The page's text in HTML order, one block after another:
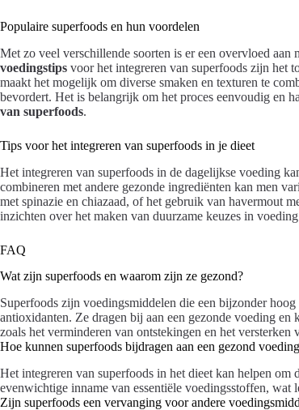
Populaire superfoods en hun voordelen
Met zo veel verschillende soorten is er een overvloed
voedingstips voor het integreren van superfoods zijn het
maakt het mogelijk om diverse smaken en texturen te
bevordert. Het is belangrijk om het proces eenvoudig en
van superfoods.
Tips voor het integreren van superfoods in je dieet
Het integreren van superfoods in de dagelijkse voeding
combineren met andere gezonde ingrediënten kan men
met spinazie en chiazaad, of het gebruik van havermout
inzichten over het maken van duurzame keuzes in
FAQ
Wat zijn superfoods en waarom zijn ze gezond?
Superfoods zijn voedingsmiddelen die een bijzonder
antioxidanten. Ze dragen bij aan een gezonde voeding
zoals het verminderen van ontstekingen en het versterken
Hoe kunnen superfoods bijdragen aan een gezond
Het integreren van superfoods in het dieet kan helpen
evenwichtige inname van essentiële voedingsstoffen, wat
Zijn superfoods een vervanging voor andere